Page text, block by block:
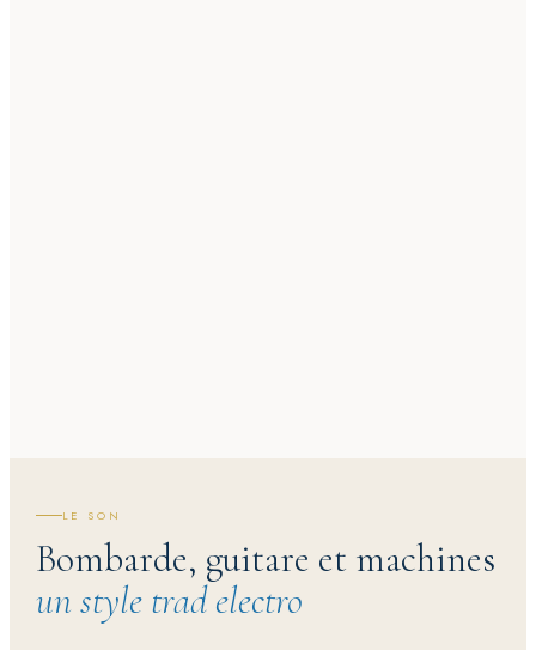
LE SON
Bombarde, guitare et machines
un style trad electro